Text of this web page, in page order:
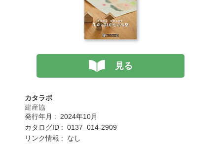
見る
カタラボ
建産協
発行年月 : 2024年10月
カタログID : 0137_014-2909
リンク情報 : なし